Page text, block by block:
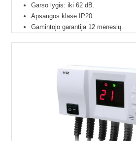
Garso lygis: iki 62 dB.
Apsaugos klasė IP20.
Gamintojo garantija 12 mėnesių.